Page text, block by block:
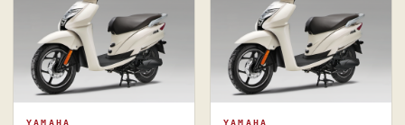
YAMAHA YAMAHA